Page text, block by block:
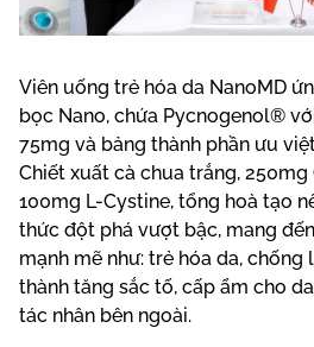
Viên uống trẻ hóa da NanoMD
bọc Nano, chứa Pycnogenol®
75mg và bảng thành phần ưu
Chiết xuất cà chua trắng,
100mg L-Cystine, tổng hoà tạo
thức đột phá vượt bậc, mang
mạnh mẽ như: trẻ hóa da, chống
thành tăng sắc tố, cấp ẩm cho
tác nhân bên ngoài.